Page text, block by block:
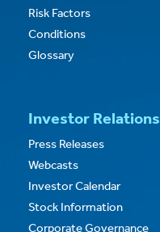
Risk Factors
Conditions
Glossary
Investor Relations
Press Releases
Webcasts
Investor Calendar
Stock Information
Corporate Governance